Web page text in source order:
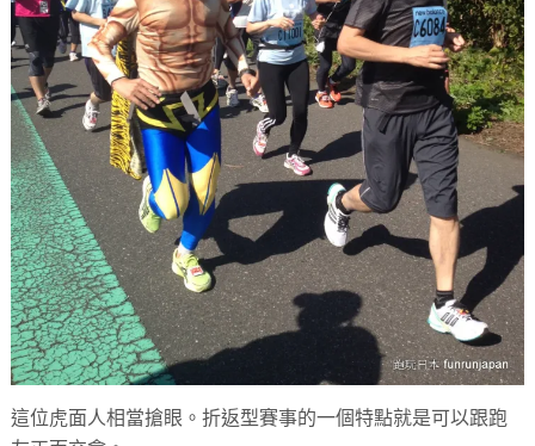
這位虎面人相當搶眼。折返型賽事的一個特點就是可以跟跑